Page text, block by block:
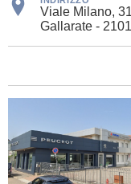
Viale Milano, 31
Gallarate -